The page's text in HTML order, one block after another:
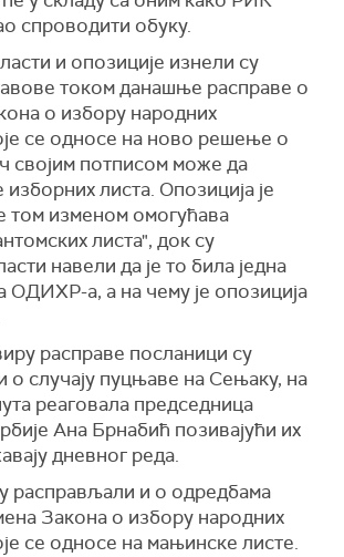
конкретном националном
што би се прописало да се
тзв. "мањински статус" може
ако њен назив садржи или
политичке странке (пун и/
или одредницу националне
се заложили за увођење
бирача,
правила за гласање ван
односно видео-надзор на
местима.
нуде никакву заштиту од
контаминираног и рањивог
који ће њиховим усвајањем
на поверењу, сматра
Скупштине Србије Ана Брнабић
Новог лица Србије
на предлогу
је поднео, а власт прихватила,
прекинула његово излагање
да је случај Бањска "финално
на Косову", тврдећи да је то
Александра Вучића и
спроводити обуку.
и опозиције изнели су
током данашње расправе о
о избору народних
се односе на ново решење о
својим потписом може да
листа. Опозиција је
том изменом омогућава
листа", док су
навели да је то била једна
ОДИХР-а, а на чему је опозиција
расправе посланици су
о случају пуцњаве на Сењаку, на
реаговала председница
Ана Брнабић позивајући их
дневног реда.
расправљали и о одредбама
Закона о избору народних
се односе на мањинске листе.